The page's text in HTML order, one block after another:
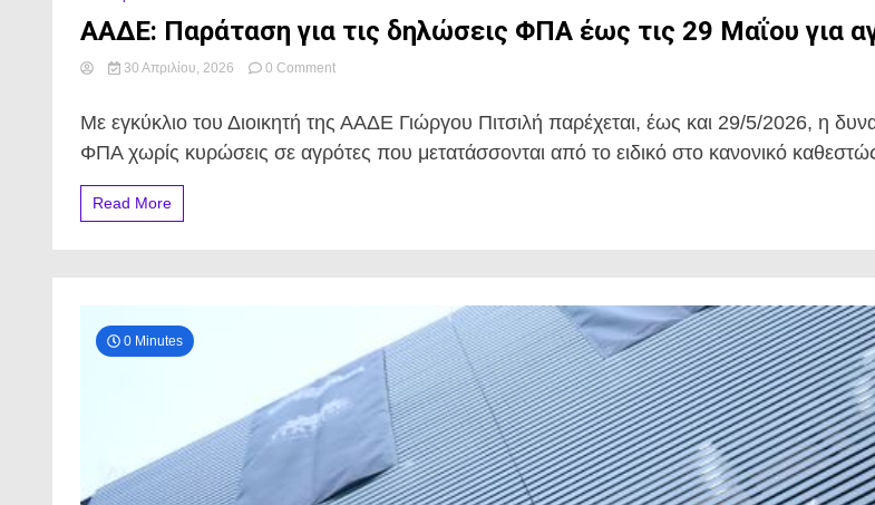
ΑΑΔΕ: Παράταση για τις δηλώσεις ΦΠΑ έως τις 29 Μαΐου για
30 Απριλίου, 2026 0 Commenton
για
τις
δηλώσεις
κανονικό
καθεστώς.
Με εγκύκλιο του Διοικητή της ΑΑΔΕ Γιώργου Πιτσιλή παρέχεται, έως και 29/5/2026, η
ΦΠΑ χωρίς κυρώσεις σε αγρότες που μετατάσσονται από το ειδικό στο κανονικό
Read More
0 Minutes